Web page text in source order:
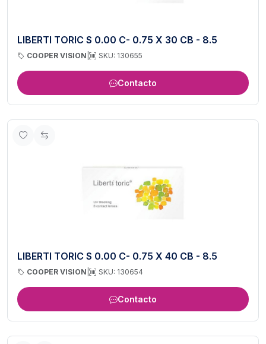
LIBERTI TORIC S 0.00 C- 0.75 X 30 CB - 8.5
COOPER VISION SKU: 130655
Contacto
LIBERTI TORIC S 0.00 C- 0.75 X 40 CB - 8.5
COOPER VISION SKU: 130654
Contacto